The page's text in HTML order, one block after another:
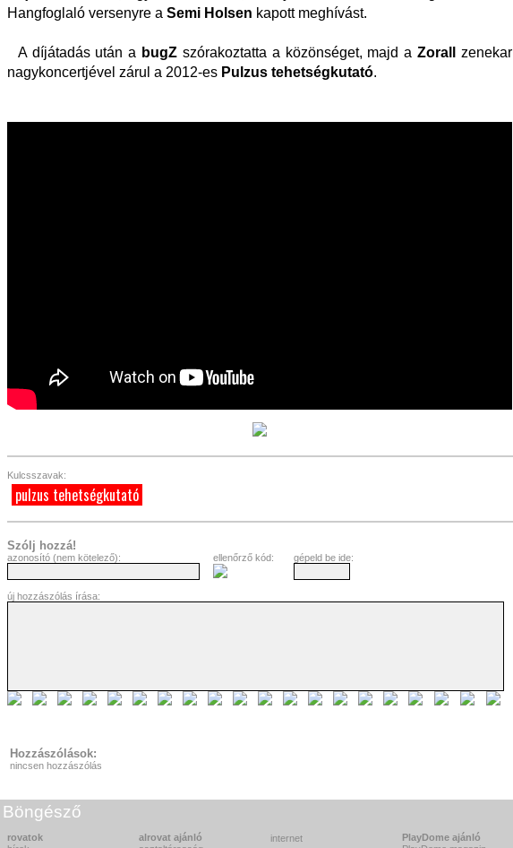
Hangfoglaló versenyre a Semi Holsen kapott meghívást.
A díjátadás után a bugZ szórakoztatta a közönséget, majd aZorall
zenekar
nagykoncertjével zárul a 2012-es Pulzus tehetségkutató.
Kulcsszavak:
pulzus tehetségkutató
Szólj hozzá!
azonosító (nem kötelező): ellenőrző kód: gépeld be ide:
új hozzászólás írása:
Hozzászólások:
nincsen hozzászólás
Böngésző
rovatok
alrovat ajánló
internet
PlayDome ajánló